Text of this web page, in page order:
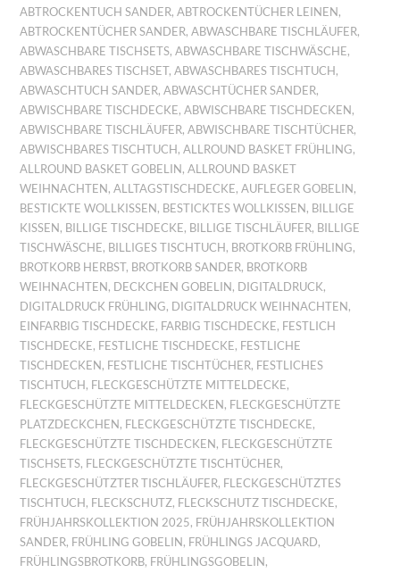
ABTROCKENTUCH SANDER,ABTROCKENTÜCHER LEINEN,
ABTROCKENTÜCHER SANDER,ABWASCHBARE TISCHLÄUFER,
ABWASCHBARE TISCHSETS,ABWASCHBARE TISCHWÄSCHE,
ABWASCHBARES TISCHSET,ABWASCHBARES TISCHTUCH,
ABWASCHTUCH SANDER,ABWASCHTÜCHER SANDER,
ABWISCHBARE TISCHDECKE,ABWISCHBARE TISCHDECKEN,
ABWISCHBARE TISCHLÄUFER,ABWISCHBARE TISCHTÜCHER,
ABWISCHBARES TISCHTUCH,ALLROUND BASKET FRÜHLING,
ALLROUND BASKET GOBELIN,ALLROUND BASKET
WEIHNACHTEN,ALLTAGSTISCHDECKE,AUFLEGER GOBELIN,
BESTICKTE WOLLKISSEN, BESTICKTES WOLLKISSEN, BILLIGE
KISSEN, BILLIGE TISCHDECKE, BILLIGE TISCHLÄUFER, BILLIGE
TISCHWÄSCHE, BILLIGES TISCHTUCH, BROTKORB FRÜHLING,
BROTKORB HERBST, BROTKORB SANDER, BROTKORB
WEIHNACHTEN, DECKCHEN GOBELIN, DIGITALDRUCK,
DIGITALDRUCK FRÜHLING, DIGITALDRUCK WEIHNACHTEN,
EINFARBIG TISCHDECKE, FARBIG TISCHDECKE, FESTLICH
TISCHDECKE, FESTLICHE TISCHDECKE, FESTLICHE
TISCHDECKEN, FESTLICHE TISCHTÜCHER, FESTLICHES
TISCHTUCH, FLECKGESCHÜTZTE MITTELDECKE,
FLECKGESCHÜTZTE MITTELDECKEN, FLECKGESCHÜTZTE
PLATZDECKCHEN, FLECKGESCHÜTZTE TISCHDECKE,
FLECKGESCHÜTZTE TISCHDECKEN, FLECKGESCHÜTZTE
TISCHSETS, FLECKGESCHÜTZTE TISCHTÜCHER,
FLECKGESCHÜTZTER TISCHLÄUFER, FLECKGESCHÜTZTES
TISCHTUCH, FLECKSCHUTZ, FLECKSCHUTZ TISCHDECKE,
FRÜHJAHRSKOLLEKTION 2025, FRÜHJAHRSKOLLEKTION
SANDER, FRÜHLING GOBELIN, FRÜHLINGS JACQUARD,
FRÜHLINGSBROTKORB, FRÜHLINGSGOBELIN,